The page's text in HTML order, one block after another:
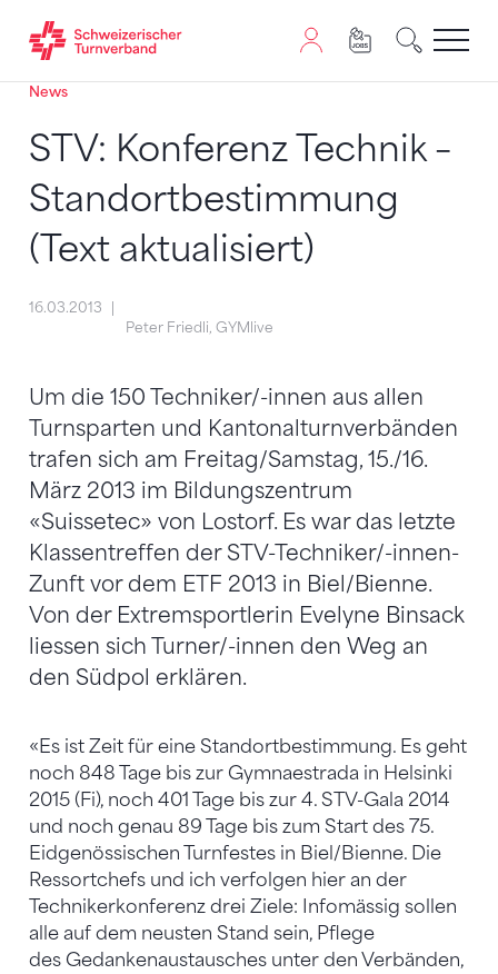
Zum Inhalt springen
Zur Sitemap navigieren
Zum Navigieren dieser Seite wird JavaScript benötigt.
News
STV: Konferenz Technik –
Standortbestimmung
(Text aktualisiert)
16.03.2013
Peter Friedli, GYMlive
Um die 150 Techniker/-innen aus allen
Turnsparten und Kantonalturnverbänden
trafen sich am Freitag/Samstag, 15./16.
März 2013 im Bildungszentrum
«Suissetec» von Lostorf. Es war das letzte
Klassentreffen der STV-Techniker/-innen-
Zunft vor dem ETF 2013 in Biel/Bienne.
Von der Extremsportlerin Evelyne Binsack
liessen sich Turner/-innen den Weg an
den Südpol erklären.
«Es ist Zeit für eine Standortbestimmung. Es geht
noch 848 Tage bis zur Gymnaestrada in Helsinki
2015 (Fi), noch 401 Tage bis zur 4. STV-Gala 2014
und noch genau 89 Tage bis zum Start des 75.
Eidgenössischen Turnfestes in Biel/Bienne. Die
Ressortchefs und ich verfolgen hier an der
Technikerkonferenz drei Ziele: Infomässig sollen
alle auf dem neusten Stand sein, Pflege
des Gedankenaustausches unter den Verbänden,